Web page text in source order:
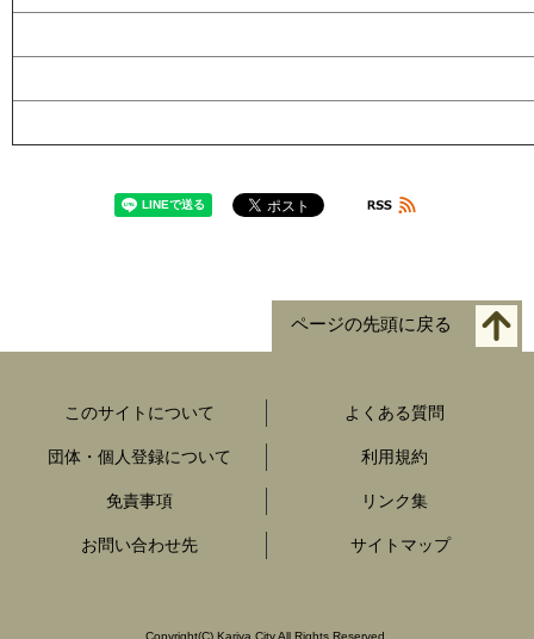
ページの先頭に戻る
このサイトについて よくある質問
団体・個人登録について 利用規約
免責事項 リンク集
お問い合わせ先 サイトマップ
Copyright(C) Kariya City All Rights Reserved.